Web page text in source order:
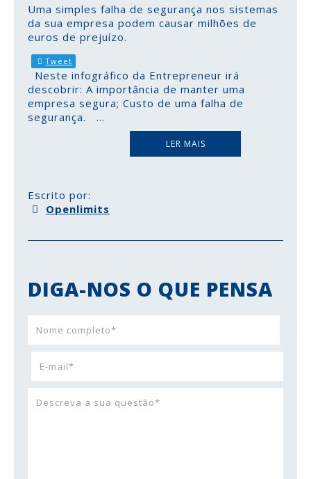
Uma simples falha de segurança nos sistemas
da sua empresa podem causar milhões de
euros de prejuízo.
Tweet
Neste infográfico da Entrepreneur irá
descobrir: A importância de manter uma
empresa segura; Custo de uma falha de
segurança. ...
LER MAIS
Escrito por:
Openlimits
DIGA-NOS O QUE PENSA